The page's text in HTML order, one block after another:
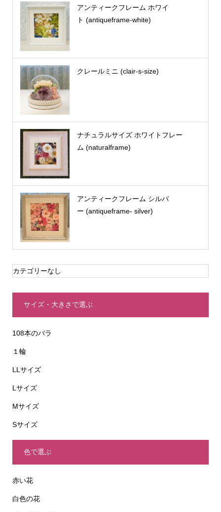
アンティークフレーム ホワイ
ト (antiqueframe-white)
クレールミニ (clair-s-size)
ナチュラルサイズ ホワイトフレー
ム (naturalframe)
アンティークフレーム シルバ
ー (antiqueframe- silver)
カテゴリーなし
サイズ・大きさで選ぶ
108本のバラ
１輪
LLサイズ
Lサイズ
Mサイズ
Sサイズ
色で選ぶ
赤い花
白色の花